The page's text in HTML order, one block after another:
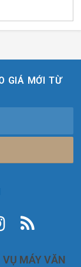
GIÁ MỚI TỪ
MÁY VĂN